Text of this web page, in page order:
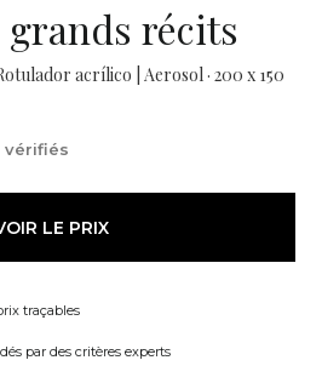
récits
acrílico | Aerosol · 200 x 150
vérifiés
LE PRIX
traçables
par des critères experts